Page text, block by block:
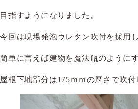
目指すようになりました。
今回は現場発泡ウレタン吹付を採用
簡単に言えば建物を魔法瓶のように
屋根下地部分は175ｍｍの厚さで吹付